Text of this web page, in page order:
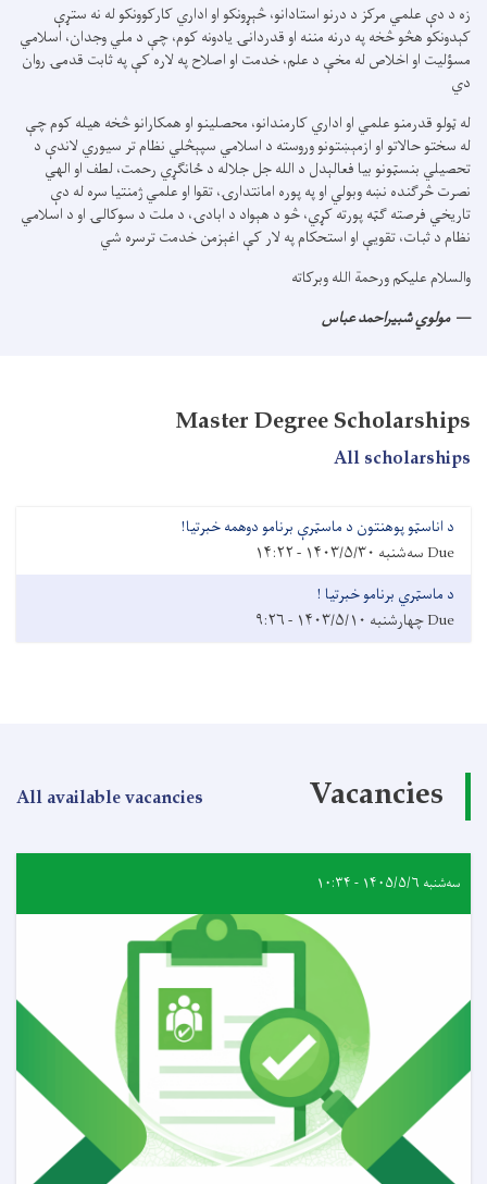
زه د دې علمي مرکز د درنو استادانو، څېړونکو او اداري کارکوونکو له نه ستړې
کېدونکو هڅو څخه په درنه مننه او قدردانۍ يادونه کوم، چې د ملي وجدان، اسلامي
مسؤليت او اخلاص له مخې د علم، خدمت او اصلاح په لاره کې په ثابت قدمۍ روان
دي
له ټولو قدرمنو علمي او اداري کارمندانو، محصلینو او همکارانو څخه هيله کوم چې
له سختو حالاتو او ازمېښتونو وروسته د اسلامي سپېڅلي نظام تر سيوري لاندې د
تحصيلي بنسټونو بيا فعالېدل د الله جل جلاله د ځانګړي رحمت، لطف او الهي
نصرت څرګنده نښه وبولي او په پوره امانتدارۍ، تقوا او علمي ژمنتيا سره له دې
تاريخي فرصته ګټه پورته کړي، څو د هېواد د ابادۍ، د ملت د سوکالۍ او د اسلامي
نظام د ثبات، تقويې او استحکام په لار کې اغېزمن خدمت ترسره شي
والسلام عليكم ورحمة الله وبرکاته
مولوي شبیراحمد عباس
Master Degree Scholarships
All scholarships
د اناسټو پوهنتون د ماسټرې برنامو دوهمه خبرتیا!
Dueسه‌شنبه ۱۴۰۳/۵/۳۰ - ۱۴:۲۲
د ماسټري برنامو خبرتیا !
Dueچهارشنبه ۱۴۰۳/۵/۱۰ - ۹:۲۶
Vacancies
All available vacancies
سه‌شنبه ۱۴۰۵/۵/۶ - ۱۰:۳۴